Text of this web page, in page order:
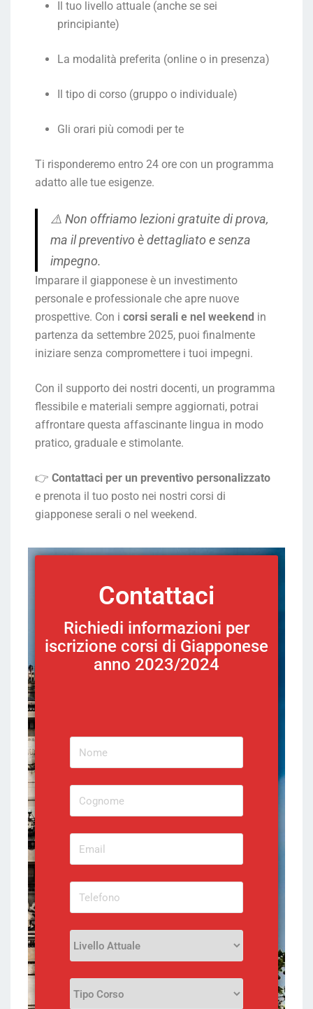
Il tuo livello attuale (anche se sei
principiante)
La modalità preferita (online o in presenza)
Il tipo di corso (gruppo o individuale)
Gli orari più comodi per te
Ti risponderemo entro 24 ore con un programma
adatto alle tue esigenze.
⚠️ Non offriamo lezioni gratuite di prova,
ma il preventivo è dettagliato e senza
impegno.
Imparare il giapponese è un investimento
personale e professionale che apre nuove
prospettive. Con i corsi serali e nel weekend in
partenza da settembre 2025, puoi finalmente
iniziare senza compromettere i tuoi impegni.
Con il supporto dei nostri docenti, un programma
flessibile e materiali sempre aggiornati, potrai
affrontare questa affascinante lingua in modo
pratico, graduale e stimolante.
👉 Contattaci per un preventivo personalizzato
e prenota il tuo posto nei nostri corsi di
giapponese serali o nel weekend.
Contattaci
Richiedi informazioni per
iscrizione corsi di Giapponese
anno 2023/2024